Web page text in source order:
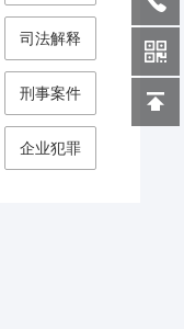
司法解释
刑事案件
企业犯罪